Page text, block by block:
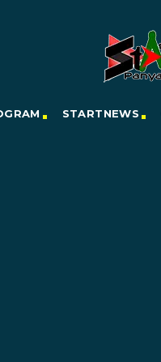
STARTNEWS